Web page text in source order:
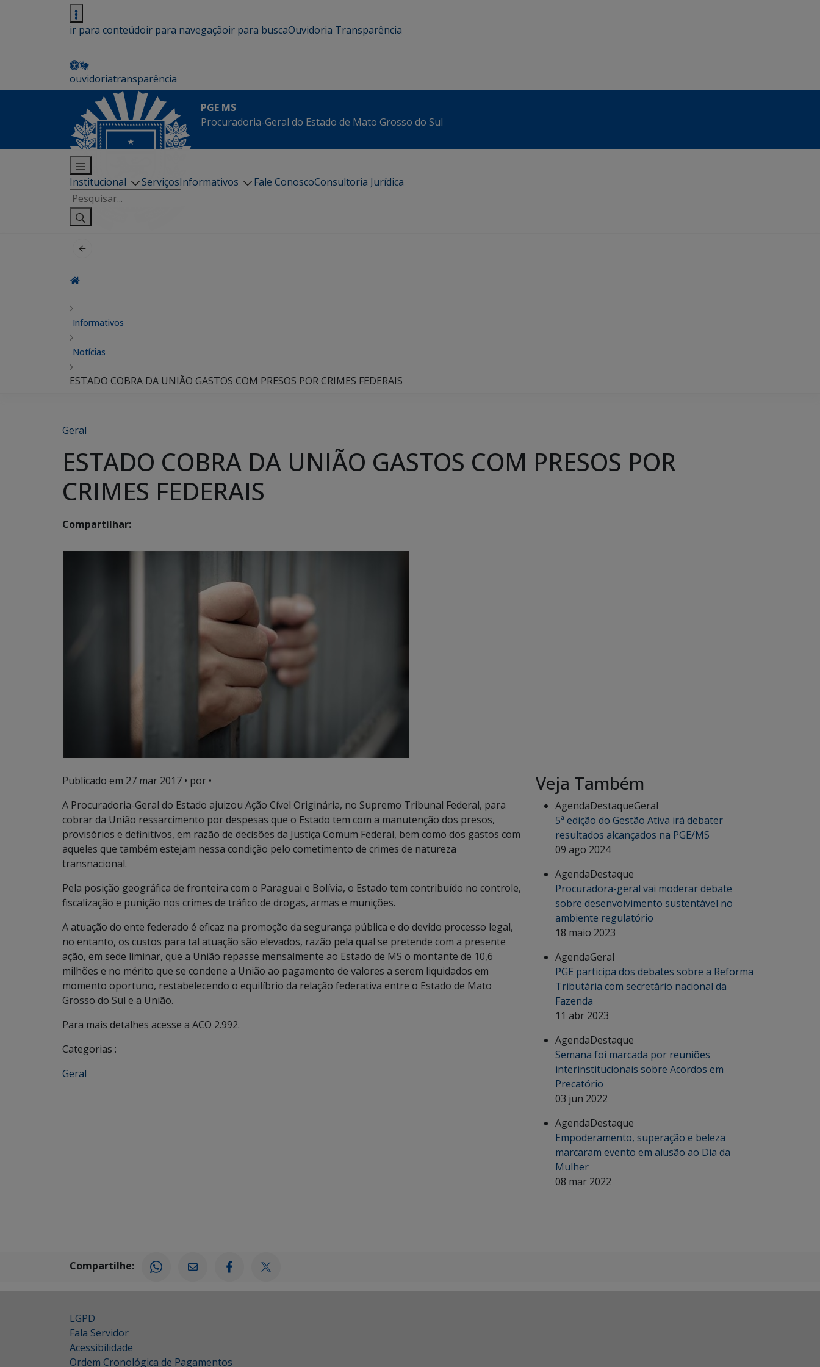
ir para conteúdoir para navegaçãoir para buscaOuvidoria Transparência
ouvidoriatransparência
PGE MS
Procuradoria-Geral do Estado de Mato Grosso do Sul
Institucional ServiçosInformativos Fale ConoscoConsultoria Jurídica
Pesquisar
por:
Informativos
Notícias
ESTADO COBRA DA UNIÃO GASTOS COM PRESOS POR CRIMES FEDERAIS
Geral
ESTADO COBRA DA UNIÃO GASTOS COM PRESOS POR
CRIMES FEDERAIS
Compartilhar:
Publicado em 27 mar 2017 • por •
A Procuradoria-Geral do Estado ajuizou Ação Cível Originária, no Supremo Tribunal Federal, para
cobrar da União ressarcimento por despesas que o Estado tem com a manutenção dos presos,
provisórios e definitivos, em razão de decisões da Justiça Comum Federal, bem como dos gastos com
aqueles que também estejam nessa condição pelo cometimento de crimes de natureza
transnacional.
Pela posição geográfica de fronteira com o Paraguai e Bolívia, o Estado tem contribuído no controle,
fiscalização e punição nos crimes de tráfico de drogas, armas e munições.
A atuação do ente federado é eficaz na promoção da segurança pública e do devido processo legal,
no entanto, os custos para tal atuação são elevados, razão pela qual se pretende com a presente
ação, em sede liminar, que a União repasse mensalmente ao Estado de MS o montante de 10,6
milhões e no mérito que se condene a União ao pagamento de valores a serem liquidados em
momento oportuno, restabelecendo o equilíbrio da relação federativa entre o Estado de Mato
Grosso do Sul e a União.
Para mais detalhes acesse a ACO 2.992.
Categorias :
Geral
Veja Também
AgendaDestaqueGeral
5ª edição do Gestão Ativa irá debater
resultados alcançados na PGE/MS
09 ago 2024
AgendaDestaque
Procuradora-geral vai moderar debate
sobre desenvolvimento sustentável no
ambiente regulatório
18 maio 2023
AgendaGeral
PGE participa dos debates sobre a Reforma
Tributária com secretário nacional da
Fazenda
11 abr 2023
AgendaDestaque
Semana foi marcada por reuniões
interinstitucionais sobre Acordos em
Precatório
03 jun 2022
AgendaDestaque
Empoderamento, superação e beleza
marcaram evento em alusão ao Dia da
Mulher
08 mar 2022
Compartilhe:
LGPD
Fala Servidor
Acessibilidade
Ordem Cronológica de Pagamentos